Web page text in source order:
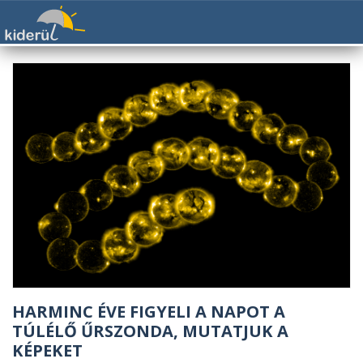
HARMINC ÉVE FIGYELI A NAPOT A
TÚLÉLŐ ŰRSZONDA, MUTATJUK A
KÉPEKET